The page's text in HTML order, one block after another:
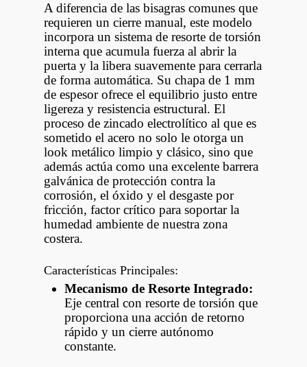
A diferencia de las bisagras comunes que
requieren un cierre manual, este modelo
incorpora un sistema de resorte de torsión
interna que acumula fuerza al abrir la
puerta y la libera suavemente para cerrarla
de forma automática. Su chapa de 1 mm
de espesor ofrece el equilibrio justo entre
ligereza y resistencia estructural. El
proceso de zincado electrolítico al que es
sometido el acero no solo le otorga un
look metálico limpio y clásico, sino que
además actúa como una excelente barrera
galvánica de protección contra la
corrosión, el óxido y el desgaste por
fricción, factor crítico para soportar la
humedad ambiente de nuestra zona
costera.
Características Principales:
Mecanismo de Resorte Integrado:
Eje central con resorte de torsión que
proporciona una acción de retorno
rápido y un cierre autónomo
constante.